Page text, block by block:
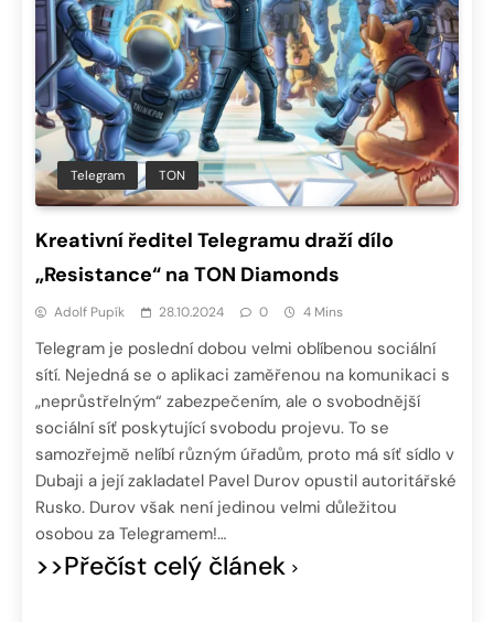
Telegram TON
Kreativní ředitel Telegramu draží dílo
„Resistance“ na TON Diamonds
Adolf Pupík 28.10.2024 0 4 Mins
Telegram je poslední dobou velmi oblíbenou sociální
sítí. Nejedná se o aplikaci zaměřenou na komunikaci s
„neprůstřelným“ zabezpečením, ale o svobodnější
sociální síť poskytující svobodu projevu. To se
samozřejmě nelíbí různým úřadům, proto má síť sídlo v
Dubaji a její zakladatel Pavel Durov opustil autoritářské
Rusko. Durov však není jedinou velmi důležitou
osobou za Telegramem!…
>>Přečíst celý článek